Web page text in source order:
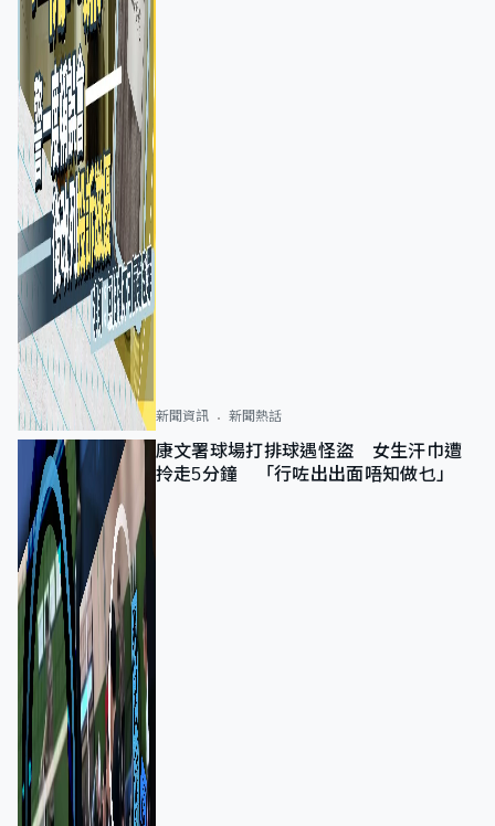
新聞資訊 新聞熱話
康文署球場打排球遇怪盜 女生汗巾遭
拎走5分鐘 「行咗出出面唔知做乜」